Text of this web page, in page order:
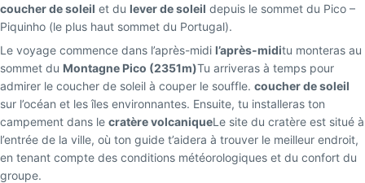
coucher de soleil et du lever de soleil depuis le sommet du Pico –
Piquinho (le plus haut sommet du Portugal).
Le voyage commence dans l’après-midi l’après-miditu monteras au
sommet du Montagne Pico (2351m)Tu arriveras à temps pour
admirer le coucher de soleil à couper le souffle. coucher de soleil
sur l’océan et les îles environnantes. Ensuite, tu installeras ton
campement dans le cratère volcaniqueLe site du cratère est situé à
l’entrée de la ville, où ton guide t’aidera à trouver le meilleur endroit,
en tenant compte des conditions météorologiques et du confort du
groupe.